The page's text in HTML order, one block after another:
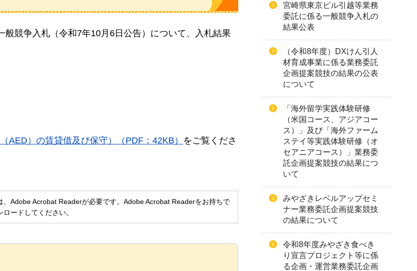
般競争入札（令和7年10月6日公告）について、入札結果
AED）の賃貸借及び保守）（PDF：42KB） をご覧くださ
Adobe Acrobat Readerが必要です。Adobe Acrobat Readerをお持ちで
ードしてください。
宮崎県東京ビル引越等業務
委託に係る一般競争入札の
結果公表
（令和8年度）DXけん引人
材育成事業に係る業務委託
企画提案競技の結果の公表
について
「海外留学実践体験研修
（米国コース、アジアコー
ス）」及び「海外ファーム
ステイ等実践体験研修（オ
セアニアコース）」業務委
託企画提案競技の結果につ
いて
みやざきレベルアップセミ
ナー業務委託企画提案競技
の結果について
令和8年度みやざき食べき
り宣言プロジェクト等に係
る企画・運営業務委託企画